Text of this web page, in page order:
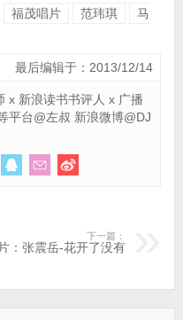
福茂唱片 范玮琪
马
最后编辑于：2013/12/14
x 新浪读书书评人 x 广播
平台@左叔 新浪微博@DJ
下一篇：
：张震岳-花开了没有